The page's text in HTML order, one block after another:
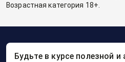
Возрастная категория 18+.
Будьте в курсе полезной и